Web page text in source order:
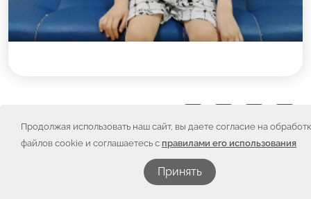
Продолжая использовать наш сайт, вы даете согласие на
файлов cookie и соглашаетесь с правилами его использования
Принять
Поделиться: